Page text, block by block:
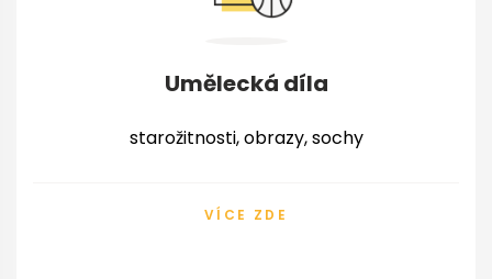
Umělecká díla
starožitnosti, obrazy, sochy
VÍCE ZDE